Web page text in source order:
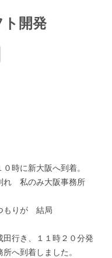
開発
時に新大阪へ到着。
れ 私のみ大阪事務所
もりが 結局
行き、１１時２０分発
へ到着しました。